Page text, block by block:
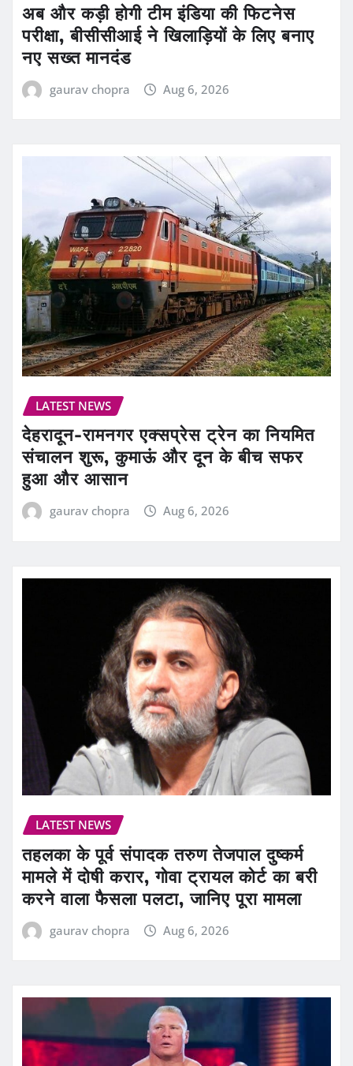
अब और कड़ी होगी टीम इंडिया की फिटनेस
परीक्षा, बीसीसीआई ने खिलाड़ियों के लिए बनाए
नए सख्त मानदंड
gaurav chopra Aug 6, 2026
LATEST NEWS
देहरादून-रामनगर एक्सप्रेस ट्रेन का नियमित
संचालन शुरू, कुमाऊं और दून के बीच सफर
हुआ और आसान
gaurav chopra Aug 6, 2026
LATEST NEWS
तहलका के पूर्व संपादक तरुण तेजपाल दुष्कर्म
मामले में दोषी करार, गोवा ट्रायल कोर्ट का बरी
करने वाला फैसला पलटा, जानिए पूरा मामला
gaurav chopra Aug 6, 2026